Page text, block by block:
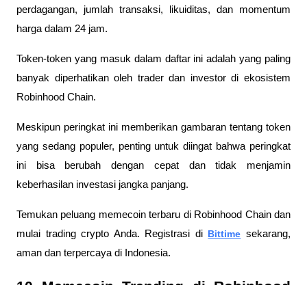
perdagangan, jumlah transaksi, likuiditas, dan momentum
harga dalam 24 jam.
Token-token yang masuk dalam daftar ini adalah yang paling
banyak diperhatikan oleh trader dan investor di ekosistem
Robinhood Chain.
Meskipun peringkat ini memberikan gambaran tentang token
yang sedang populer, penting untuk diingat bahwa peringkat
ini bisa berubah dengan cepat dan tidak menjamin
keberhasilan investasi jangka panjang.
Temukan peluang memecoin terbaru di Robinhood Chain dan
mulai trading crypto Anda. Registrasi di Bittime sekarang,
aman dan terpercaya di Indonesia.